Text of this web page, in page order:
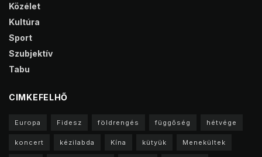
Közélet
Kultúra
Sport
Szubjektív
Tabu
CIMKEFELHŐ
Europa Fidesz földrengés függőség hétvége
koncert kézilabda Kína kütyük Menekültek